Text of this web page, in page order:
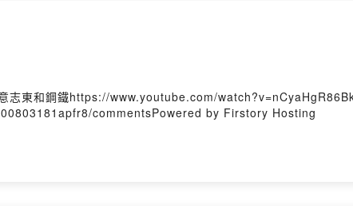
志東和鋼鐵https://www.youtube.com/
commentsPowered by Firstory Hosting